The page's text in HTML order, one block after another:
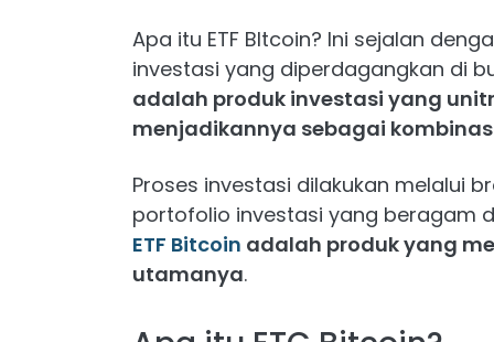
Apa itu ETF BItcoin? Ini sejalan
investasi yang diperdagangkan di
adalah produk investasi yang
menjadikannya sebagai
Proses investasi dilakukan melalui
portofolio investasi yang beragam
ETF Bitcoin adalah produk yang
utamanya.